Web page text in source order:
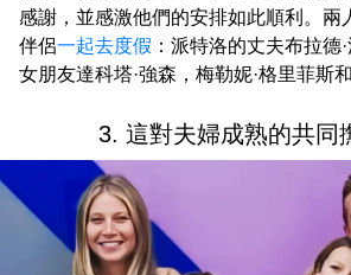
感謝，並感激他們的安排如此順利。兩
伴侶一起去度假 ：派特洛的丈夫布拉德
女朋友達科塔·強森，梅勒妮·格里菲斯
3. 這對夫婦成熟的共同